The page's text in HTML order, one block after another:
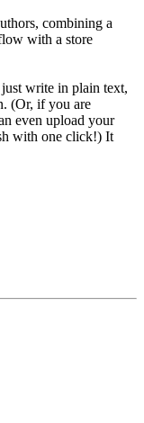
combining a
with a store
write in plain text,
(Or, if you are
even upload your
with one click!) It